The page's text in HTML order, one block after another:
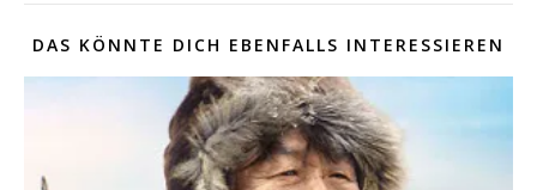
DAS KÖNNTE DICH EBENFALLS INTERESSIEREN